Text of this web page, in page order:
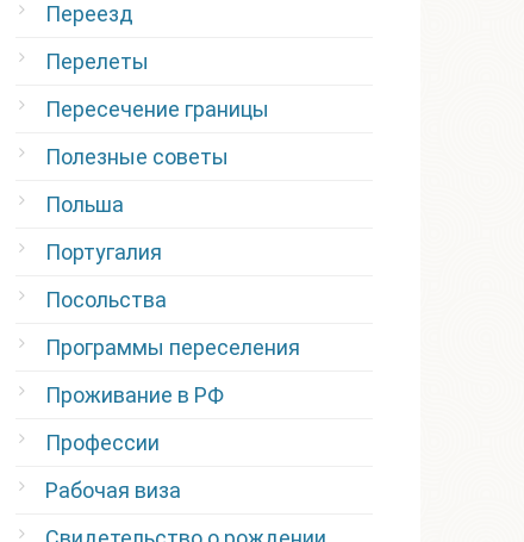
Переезд
Перелеты
Пересечение границы
Полезные советы
Польша
Португалия
Посольства
Программы переселения
Проживание в РФ
Профессии
Рабочая виза